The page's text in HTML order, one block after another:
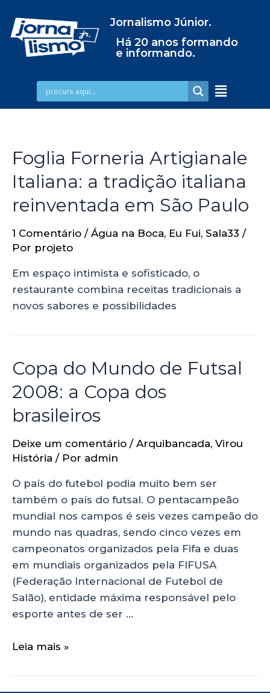
Jornalismo Júnior.
Há 20 anos formando
e informando.
Foglia Forneria Artigianale
Italiana: a tradição italiana
reinventada em São Paulo
1 Comentário / Água na Boca, Eu Fui, Sala33 /
Por projeto
Em espaço intimista e sofisticado, o
restaurante combina receitas tradicionais a
novos sabores e possibilidades
Copa do Mundo de Futsal
2008: a Copa dos
brasileiros
Deixe um comentário / Arquibancada, Virou
História / Por admin
O país do futebol podia muito bem ser
também o país do futsal. O pentacampeão
mundial nos campos é seis vezes campeão do
mundo nas quadras, sendo cinco vezes em
campeonatos organizados pela Fifa e duas
em mundiais organizados pela FIFUSA
(Federação Internacional de Futebol de
Salão), entidade máxima responsável pelo
esporte antes de ser …
Leia mais »